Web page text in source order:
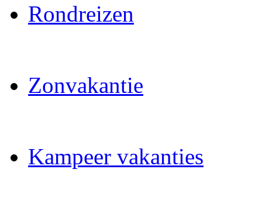
Rondreizen
Zonvakantie
Kampeer vakanties